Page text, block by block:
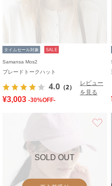
タイムセール対象 SALE
Samansa Mos2
ブレードトークハット
4.0 （2）
レビュー
を見る
¥3,003 -30%OFF-
SOLD OUT